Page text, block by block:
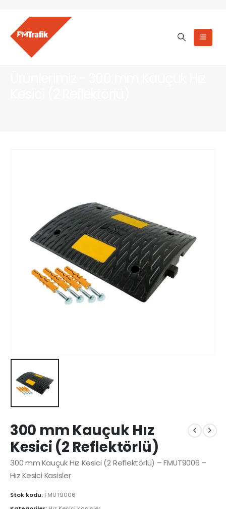
300 mm Kauçuk Hız
Kesici (2 Reflektörlü)
300 mm Kauçuk Hız Kesici (2 Reflektörlü) – FMUT9006 –
Hız Kesici Kasisler
Stok kodu: FMUT9006